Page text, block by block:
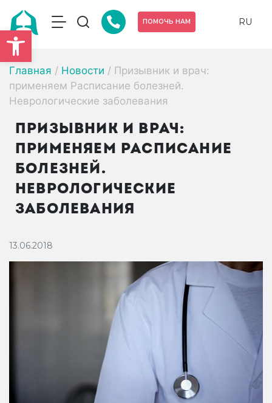
Открыть панель
ПОМОЧЬ НАМ RU
Главная / Новости / Призывник и врач:
применяем Расписание болезней.
Неврологические заболевания
ПРИЗЫВНИК И ВРАЧ:
ПРИМЕНЯЕМ РАСПИСАНИЕ
БОЛЕЗНЕЙ.
НЕВРОЛОГИЧЕСКИЕ
ЗАБОЛЕВАНИЯ
13.06.2018